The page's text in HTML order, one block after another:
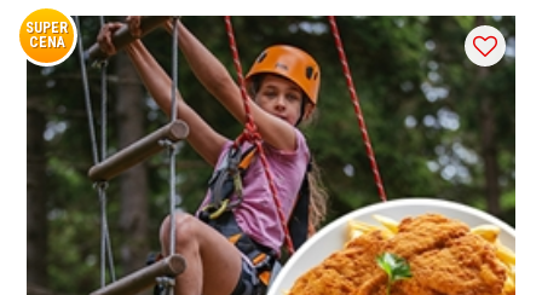
SUPER
CENA